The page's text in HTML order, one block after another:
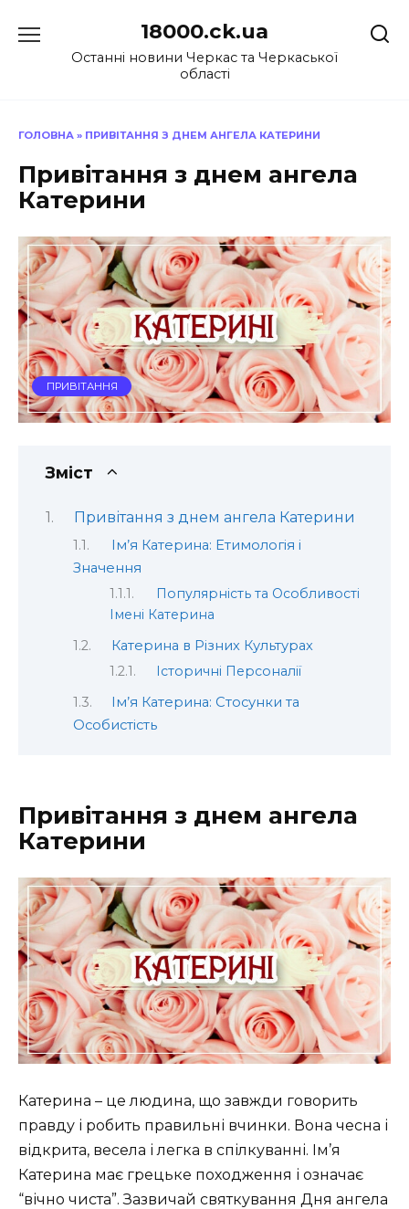
до
18000.ck.ua
Останні новини Черкас та Черкаської
області
ГОЛОВНА » ПРИВІТАННЯ З ДНЕМ АНГЕЛА КАТЕРИНИ
Привітання з днем ангела
Катерини
ПРИВІТАННЯ
Зміст
Привітання з днем ангела Катерини
Ім’я Катерина: Етимологія і
Значення
Популярність та Особливості
Імені Катерина
Катерина в Різних Культурах
Історичні Персоналії
Ім’я Катерина: Стосунки та
Особистість
Привітання з днем ангела
Катерини
Катерина – це людина, що завжди говорить
правду і робить правильні вчинки. Вона чесна і
відкрита, весела і легка в спілкуванні. Ім’я
Катерина має грецьке походження і означає
“вічно чиста”. Зазвичай святкування Дня ангела